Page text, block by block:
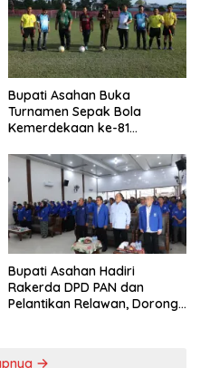
Bupati Asahan Buka
Turnamen Sepak Bola
Kemerdekaan ke-81
0208/Asahan
Bupati Asahan Hadiri
Rakerda DPD PAN dan
Pelantikan Relawan, Dorong